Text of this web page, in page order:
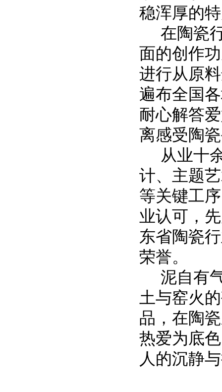
稳浑厚的
在陶瓷
面的创作
进行从原
遍布全国
耐心解答
离感受陶
从业十
计、主题
等关键工
业认可，
东省陶瓷
荣誉。
泥自有
土与窑火
品，在陶
热爱为底
人的沉静